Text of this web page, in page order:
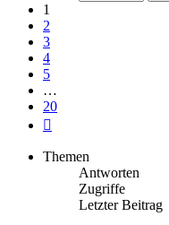
1
2
3
4
5
…
20
Themen
Antworten
Zugriffe
Letzter Beitrag